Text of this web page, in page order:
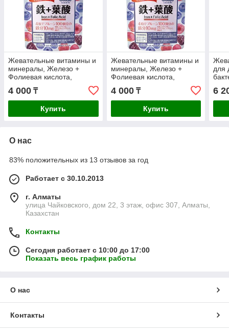
Жевательные витамины и
минералы, Железо +
Фолиевая кислота,
ORIHIRO. С ягодным
вкусом, 120 шт на 30
дней*
4 000 ₸
Купить
Жевательные витамины и
минералы, Железо +
Фолиевая кислота,
ORIHIRO. С ягодным
вкусом, 120 шт на 30
дней*
4 000₸
Купить
для
6
О нас
83% положительных из 13 отзывов за год
Работает с 30.10.2013
г. Алматы
улица Чайковского, дом 22, 3 этаж, офис 307, Алматы,
Казахстан
Контакты
Сегодня работает с 10:00 до 17:00
Показать весь график работы
О нас
Контакты